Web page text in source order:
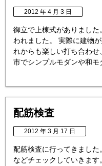
2012 年 4 月 3 日
御立で上棟式がありまし
われました。 実際に建物
れからも楽しい打ち合わ
市でシンプルモダンや和
配筋検査
2012 年 3 月 17 日
配筋検査に行ってきまし
などチェックしていきま